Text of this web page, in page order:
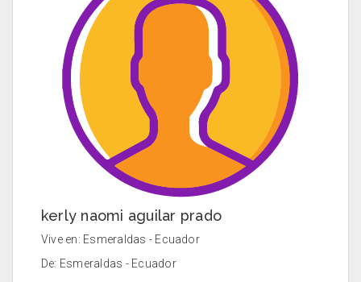
kerly naomi aguilar prado
Vive en: Esmeraldas - Ecuador
De: Esmeraldas - Ecuador